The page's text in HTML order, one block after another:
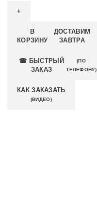
В
КОРЗИНУ
ДОСТАВИМ
ЗАВТРА
☎ БЫСТРЫЙ
ЗАКАЗ
(ПО
ТЕЛЕФОНУ)
КАК ЗАКАЗАТЬ
(ВИДЕО)